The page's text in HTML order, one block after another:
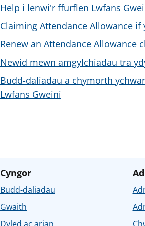
Help i lenwi'r ffurflen Lwfans
Claiming Attendance Allowance
Renew an Attendance Allowance
Newid mewn amgylchiadau tra
Budd-daliadau a chymorth
Lwfans Gweini
Cyngor
Budd-daliadau
Gwaith